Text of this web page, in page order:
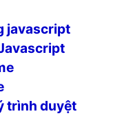
javascript
trình duyệt